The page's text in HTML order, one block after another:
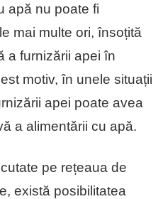
apă nu poate fi
mai multe ori, însoțită
a furnizării apei în
motiv, în unele situații
apei poate avea
a alimentării cu apă.
pe rețeaua de
există posibilitatea